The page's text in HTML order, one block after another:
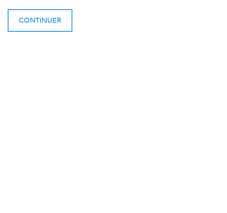
CONTINUER